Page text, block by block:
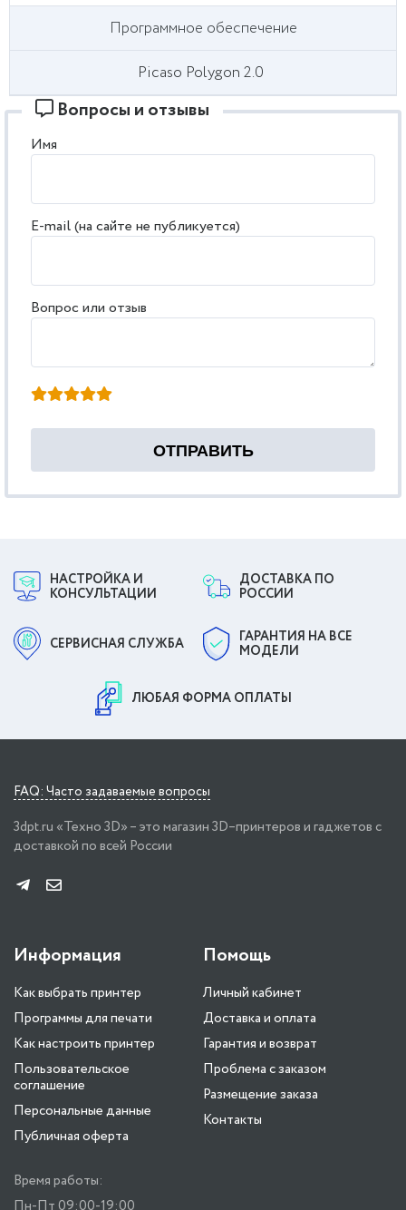
Программное обеспечение
Picaso Polygon 2.0
Вопросы и отзывы
Имя
E-mail (на сайте не публикуется)
Вопрос или отзыв
НАСТРОЙКА И
КОНСУЛЬТАЦИИ
ДОСТАВКА ПО
РОССИИ
СЕРВИСНАЯ СЛУЖБА
ГАРАНТИЯ НА ВСЕ
МОДЕЛИ
ЛЮБАЯ ФОРМА ОПЛАТЫ
FAQ: Часто задаваемые вопросы
3dpt.ru «Техно 3D» – это магазин 3D–принтеров и гаджетов с
доставкой по всей России
Информация
Как выбрать принтер
Программы для печати
Как настроить принтер
Пользовательское
соглашение
Персональные данные
Публичная оферта
Помощь
Личный кабинет
Доставка и оплата
Гарантия и возврат
Проблема с заказом
Размещение заказа
Контакты
Время работы: